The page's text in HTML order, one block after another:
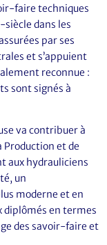
faire techniques
dans les
par ses
et s’appuient
reconnue :
sont signés à
va contribuer à
Production et de
aux hydrauliciens
un
moderne et en
diplômés en termes
des savoir-faire et